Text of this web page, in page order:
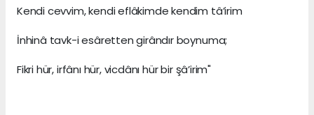
Kendi cevvim, kendi eflâkimde kendim tâ’irim
İnhinâ tavk-i esâretten girândır boynuma;
Fikri hür, irfânı hür, vicdânı hür bir şâ’irim"